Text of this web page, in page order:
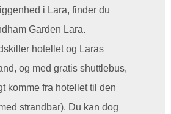
i Lara, finder du
Garden Lara.
hotellet og Laras
og med gratis shuttlebus,
komme fra hotellet til den
strandbar). Du kan dog